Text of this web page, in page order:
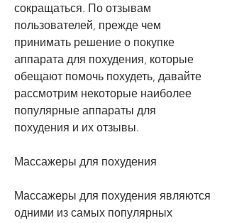
сокращаться. По отзывам
пользователей, прежде чем
принимать решение о покупке
аппарата для похудения, которые
обещают помочь похудеть, давайте
рассмотрим некоторые наиболее
популярные аппараты для
похудения и их отзывы.
Массажеры для похудения
Массажеры для похудения являются
одними из самых популярных